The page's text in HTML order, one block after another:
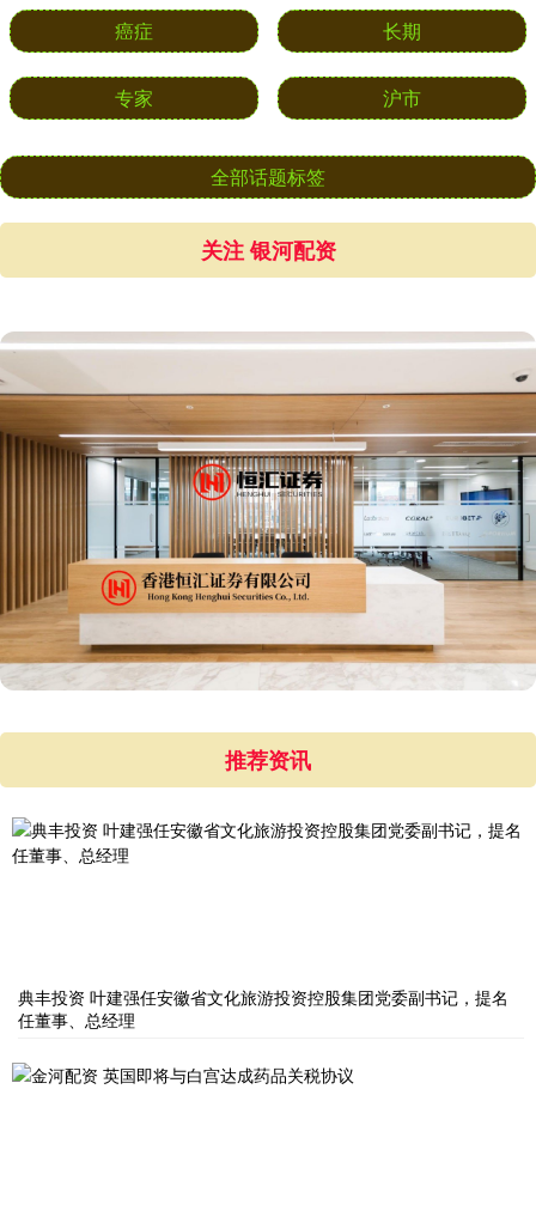
癌症 长期
专家 沪市
全部话题标签
关注 银河配资
推荐资讯
典丰投资 叶建强任安徽省文化旅游投资控股集团党委副书记，提名
任董事、总经理